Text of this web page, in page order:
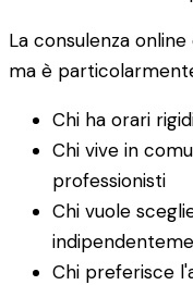
La consulenza
ma è
Chi ha orari
Chi vive in
professionisti
Chi vuole
Chi preferisce